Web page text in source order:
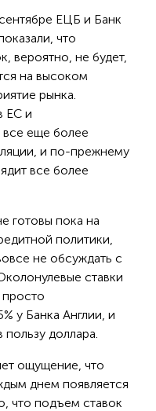
ЕЦБ и Банк
что
вероятно, не будет,
на высоком
рынка.
ЕС и
еще более
и по-прежнему
все более
готовы пока на
политики,
не обсуждать с
ставки
у Банка Англии, и
доллара.
ощущение, что
днем появляется
что подъем ставок